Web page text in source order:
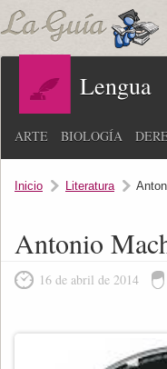
Lengua
ARTE BIOLOGÍA
Inicio Literatura
Antonio
16 de abril de 2014